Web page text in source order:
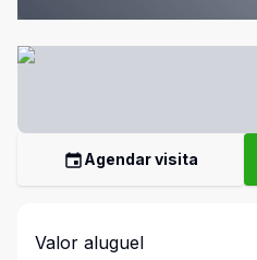
Agendar visita
Valor aluguel